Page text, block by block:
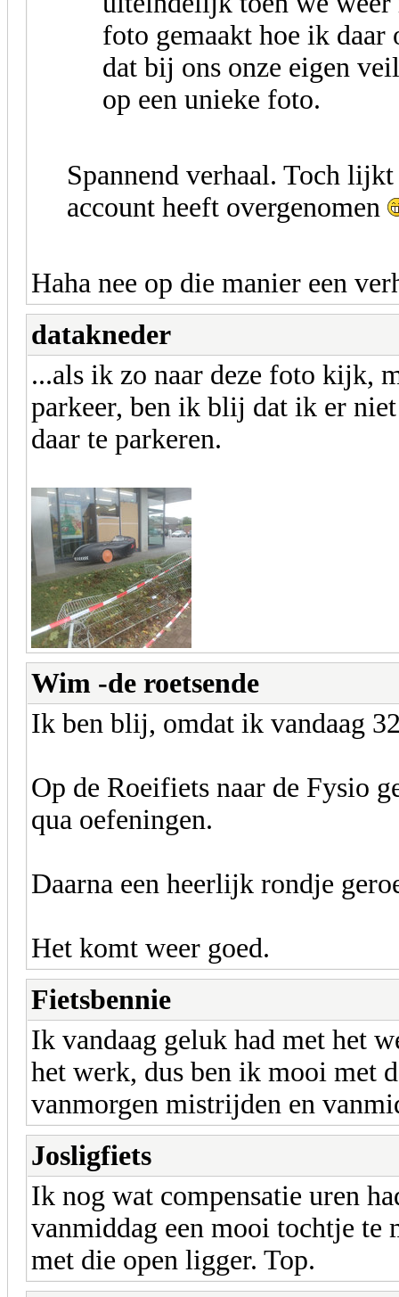
foto gemaakt hoe ik
dat bij ons onze eigen
op een unieke foto.
Spannend verhaal. Toch
account heeft overgenomen
Haha nee op die manier een
datakneder
...als ik zo naar deze foto kijk,
parkeer, ben ik blij dat ik er
daar te parkeren.
Wim -de roetsende
Ik ben blij, omdat ik vandaag
Op de Roeifiets naar de Fysio
qua oefeningen.
Daarna een heerlijk rondje
Het komt weer goed.
Fietsbennie
Ik vandaag geluk had met het
het werk, dus ben ik mooi met
vanmorgen mistrijden en
Josligfiets
Ik nog wat compensatie uren
vanmiddag een mooi tochtje te
met die open ligger. Top.